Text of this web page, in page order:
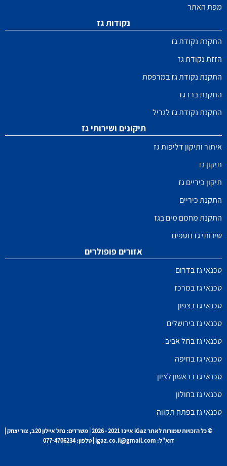
מפת האתר
נקודות גז
התקנת נקודת גז
הזזת נקודת גז
התקנת נקודת גז במרפסת
התקנת ברז גז
התקנת נקודת גז לגריל
תיקונים ושירותי גז
איתור ותיקון דליפות גז
תיקון גז
תיקון כיריים גז
התקנת כיריים
התקנת מחמם מים בגז
שירותי גז נוספים
אזורים פופולרים
טכנאי גז בדרום
טכנאי גז במרכז
טכנאי גז בצפון
טכנאי גז בירושלים
טכנאי גז בתל אביב
טכנאי גז בחיפה
טכנאי גז בראשון לציון
טכנאי גז בחולון
טכנאי גז בפתח תקווה
© כל הזכויות שמורות לאתר iGaz אייגז 2021 - 2026 | משרדים: נחל איילון 20ב, צור יצחק |
דוא"ל: igaz.co.il@gmail.com | טלפון: 077-4706234